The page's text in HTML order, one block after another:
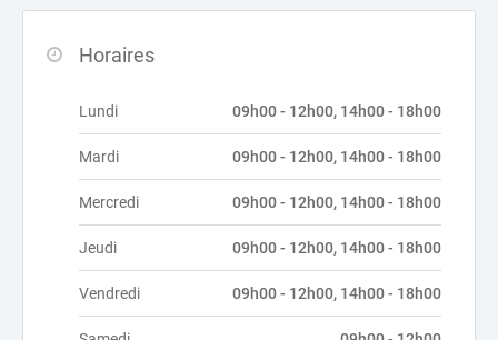
Horaires
Lundi 09h00 - 12h00, 14h00 - 18h00
Mardi 09h00 - 12h00, 14h00 - 18h00
Mercredi 09h00 - 12h00, 14h00 - 18h00
Jeudi 09h00 - 12h00, 14h00 - 18h00
Vendredi 09h00 - 12h00, 14h00 - 18h00